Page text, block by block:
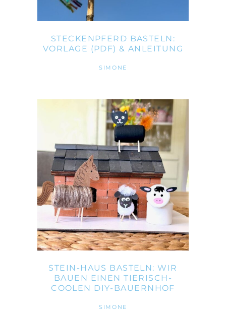
STECKENPFERD BASTELN:
VORLAGE (PDF) & ANLEITUNG
SIMONE
STEIN-HAUS BASTELN: WIR
BAUEN EINEN TIERISCH-
COOLEN DIY-BAUERNHOF
SIMONE